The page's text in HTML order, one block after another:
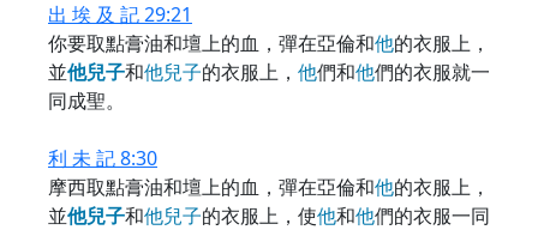
出 埃 及 記 29:21
你要取點膏油和壇上的血，彈在亞倫和他的衣服上，
並他兒子和他兒子的衣服上， 他們和他們的衣服就一
同成聖。
利 未 記 8:30
摩西取點膏油和壇上的血，彈在亞倫和他的衣服上，
並他兒子和他兒子的衣服上，使他和他們的衣服一同